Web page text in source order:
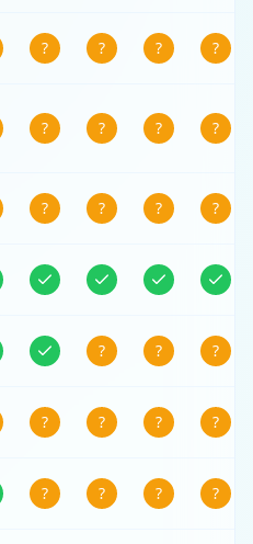
? ? ? ?
? ? ? ?
? ? ? ?
? ? ?
? ? ? ?
? ? ? ?